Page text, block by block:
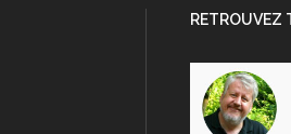
RETROUVEZ